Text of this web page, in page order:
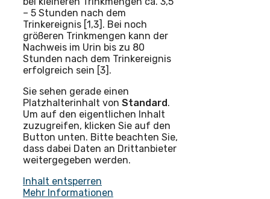
– 5 Stunden nach dem
Trinkereignis [1,3]. Bei noch
größeren Trinkmengen kann der
Nachweis im Urin bis zu 80
Stunden nach dem Trinkereignis
erfolgreich sein [3].
Sie sehen gerade einen
Platzhalterinhalt von Standard.
Um auf den eigentlichen Inhalt
zuzugreifen, klicken Sie auf den
Button unten. Bitte beachten Sie,
dass dabei Daten an Drittanbieter
weitergegeben werden.
Inhalt entsperren
Mehr Informationen